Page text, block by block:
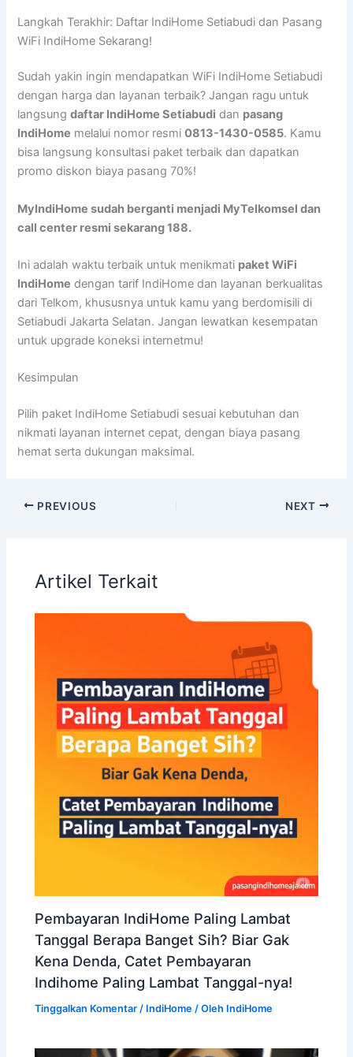
Langkah Terakhir: Daftar IndiHome Setiabudi dan Pasang
WiFi IndiHome Sekarang!
Sudah yakin ingin mendapatkan WiFi IndiHome Setiabudi
dengan harga dan layanan terbaik? Jangan ragu untuk
langsungdaftar IndiHome Setiabudi dan pasang
IndiHome melalui nomor resmi0813-1430-0585. Kamu
bisa langsung konsultasi paket terbaik dan dapatkan
promo diskon biaya pasang 70%!
MyIndiHome sudah berganti menjadi MyTelkomsel dan
call center resmi sekarang 188.
Ini adalah waktu terbaik untuk menikmati paket WiFi
IndiHome dengan tarif IndiHome dan layanan berkualitas
dari Telkom, khususnya untuk kamu yang berdomisili di
Setiabudi Jakarta Selatan. Jangan lewatkan kesempatan
untuk upgrade koneksi internetmu!
Kesimpulan
Pilih paket IndiHome Setiabudi sesuai kebutuhan dan
nikmati layanan internet cepat, dengan biaya pasang
hemat serta dukungan maksimal.
PREVIOUS NEXT
Artikel Terkait
Pembayaran IndiHome Paling Lambat
Tanggal Berapa Banget Sih? Biar Gak
Kena Denda, Catet Pembayaran
Indihome Paling Lambat Tanggal-nya!
Tinggalkan Komentar / IndiHome / Oleh IndiHome